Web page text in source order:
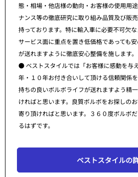
態・相場・他店様の動向・お客様の使用用
ナンス等の徹底研究に取り組み品質及び販
持っております。特に輸入車に必要不可欠
サービス面に重点を置き低価格であっても
が送れますように徹底安心整備を施します。
● ベストスタイルでは「お客様に感動を与
年・１０年お付き合いして頂ける信頼関係
持ちの良いボルボライフが送れますよう精
ければと思います。良質ボルボをお探しの
寄り頂ければと思います。３６０度ボルボ
るはずです。
ベストスタイルの